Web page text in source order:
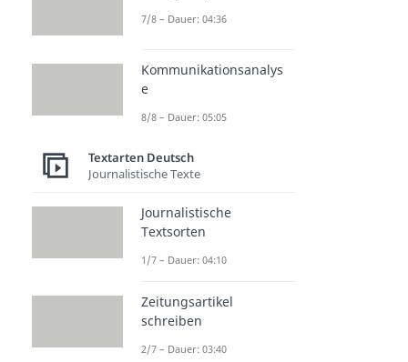
7/8 – Dauer: 04:36
Kommunikationsanalys
e
8/8 – Dauer: 05:05
Textarten Deutsch
Journalistische Texte
Journalistische
Textsorten
1/7 – Dauer: 04:10
Zeitungsartikel
schreiben
2/7 – Dauer: 03:40